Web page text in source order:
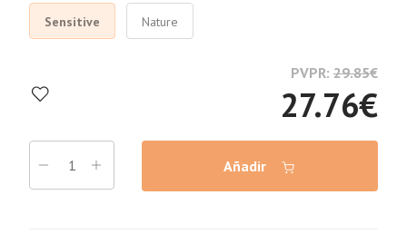
Sensitive Nature
PVPR: 29.85€
27.76€
Añadir